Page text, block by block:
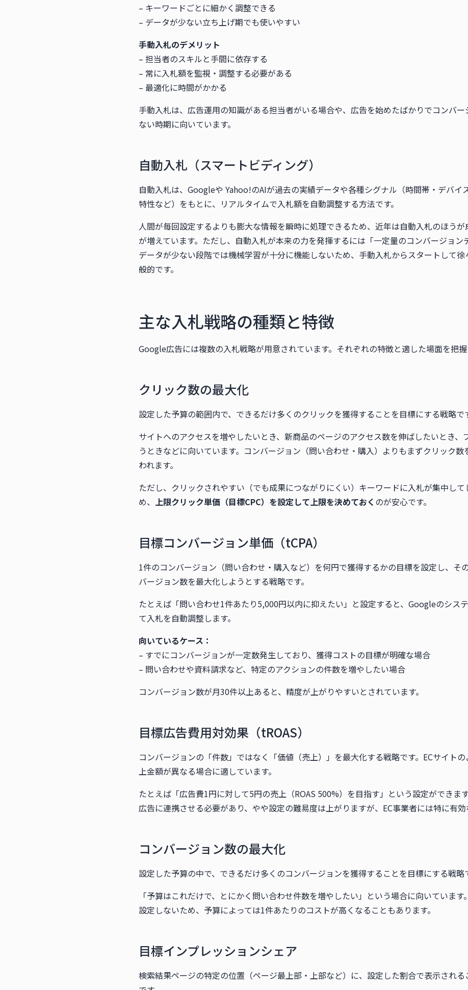
– キーワードごとに細かく調整できる
– データが少ない立ち上げ期でも使いやすい
手動入札のデメリット
– 担当者のスキルと手間に依存する
– 常に入札額を監視・調整する必要がある
– 最適化に時間がかかる
手動入札は、広告運用の知識がある担当者がいる場合や、広告を始めたばかりでコンバ
ない時期に向いています。
自動入札（スマートビディング）
自動入札は、Googleや Yahoo!のAIが過去の実績データや各種シグナル（時間帯・デバイ
特性など）をもとに、リアルタイムで入札額を自動調整する方法です。
人間が毎回設定するよりも膨大な情報を瞬時に処理できるため、近年は自動入札のほう
が増えています。ただし、自動入札が本来の力を発揮するには「一定量のコンバージョン
データが少ない段階では機械学習が十分に機能しないため、手動入札からスタートして
般的です。
主な入札戦略の種類と特徴
Google広告には複数の入札戦略が用意されています。それぞれの特徴と適した場面を把握
クリック数の最大化
設定した予算の範囲内で、できるだけ多くのクリックを獲得することを目標にする戦略で
サイトへのアクセスを増やしたいとき、新商品のページのアクセス数を伸ばしたいとき、
うときなどに向いています。コンバージョン（問い合わせ・購入）よりもまずクリック
われます。
ただし、クリックされやすい（でも成果につながりにくい）キーワードに入札が集中し
め、 上限クリック単価（目標CPC）を設定して上限を決めておく のが安心です。
目標コンバージョン単価（tCPA）
1件のコンバージョン（問い合わせ・購入など）を何円で獲得するかの目標を設定し、そ
バージョン数を最大化しようとする戦略です。
たとえば「問い合わせ1件あたり5,000円以内に抑えたい」と設定すると、Googleのシス
て入札を自動調整します。
向いているケース：
– すでにコンバージョンが一定数発生しており、獲得コストの目標が明確な場合
– 問い合わせや資料請求など、特定のアクションの件数を増やしたい場合
コンバージョン数が月30件以上あると、精度が上がりやすいとされています。
目標広告費用対効果（tROAS）
コンバージョンの「件数」ではなく「価値（売上）」を最大化する戦略です。ECサイト
上金額が異なる場合に適しています。
たとえば「広告費1円に対して5円の売上（ROAS 500%）を目指す」という設定ができま
広告に連携させる必要があり、やや設定の難易度は上がりますが、EC事業者には特に有効
コンバージョン数の最大化
設定した予算の中で、できるだけ多くのコンバージョンを獲得することを目標にする戦略
「予算はこれだけで、とにかく問い合わせ件数を増やしたい」という場合に向いていま
設定しないため、予算によっては1件あたりのコストが高くなることもあります。
目標インプレッションシェア
検索結果ページの特定の位置（ページ最上部・上部など）に、設定した割合で表示され